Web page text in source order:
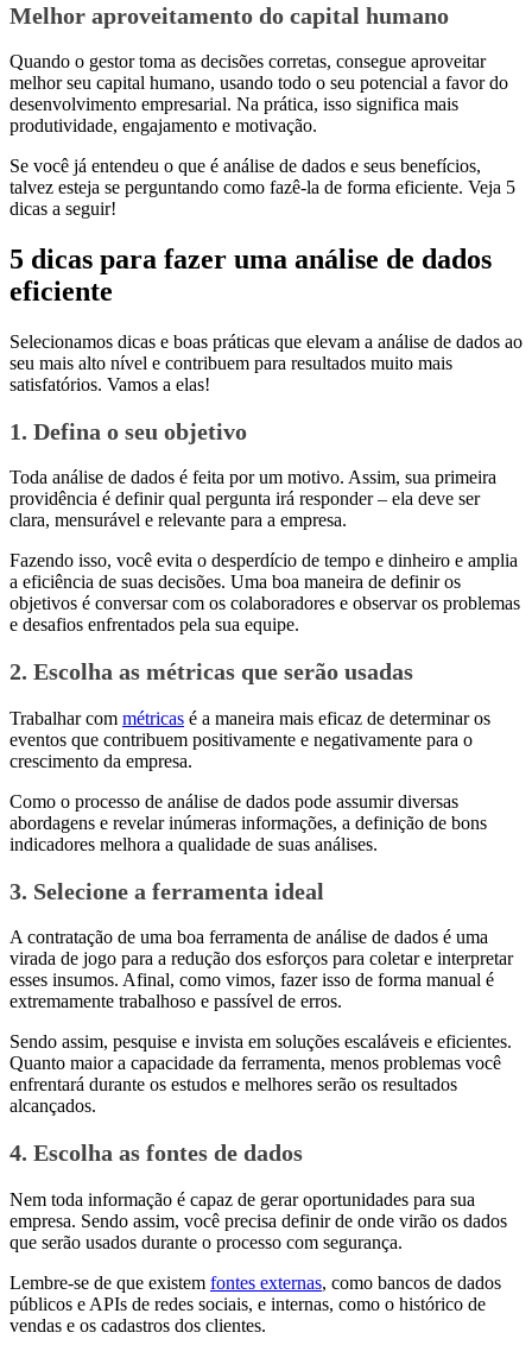
Melhor aproveitamento do capital humano
Quando o gestor toma as decisões corretas, consegue aproveitar
melhor seu capital humano, usando todo o seu potencial a favor do
desenvolvimento empresarial. Na prática, isso significa mais
produtividade, engajamento e motivação.
Se você já entendeu o que é análise de dados e seus benefícios,
talvez esteja se perguntando como fazê-la de forma eficiente. Veja 5
dicas a seguir!
5 dicas para fazer uma análise de dados
eficiente
Selecionamos dicas e boas práticas que elevam a análise de dados ao
seu mais alto nível e contribuem para resultados muito mais
satisfatórios. Vamos a elas!
1. Defina o seu objetivo
Toda análise de dados é feita por um motivo. Assim, sua primeira
providência é definir qual pergunta irá responder – ela deve ser
clara, mensurável e relevante para a empresa.
Fazendo isso, você evita o desperdício de tempo e dinheiro e amplia
a eficiência de suas decisões. Uma boa maneira de definir os
objetivos é conversar com os colaboradores e observar os problemas
e desafios enfrentados pela sua equipe.
2. Escolha as métricas que serão usadas
Trabalhar com métricas é a maneira mais eficaz de determinar os
eventos que contribuem positivamente e negativamente para o
crescimento da empresa.
Como o processo de análise de dados pode assumir diversas
abordagens e revelar inúmeras informações, a definição de bons
indicadores melhora a qualidade de suas análises.
3. Selecione a ferramenta ideal
A contratação de uma boa ferramenta de análise de dados é uma
virada de jogo para a redução dos esforços para coletar e interpretar
esses insumos. Afinal, como vimos, fazer isso de forma manual é
extremamente trabalhoso e passível de erros.
Sendo assim, pesquise e invista em soluções escaláveis e eficientes.
Quanto maior a capacidade da ferramenta, menos problemas você
enfrentará durante os estudos e melhores serão os resultados
alcançados.
4. Escolha as fontes de dados
Nem toda informação é capaz de gerar oportunidades para sua
empresa. Sendo assim, você precisa definir de onde virão os dados
que serão usados durante o processo com segurança.
Lembre-se de que existem fontes externas, como bancos de dados
públicos e APIs de redes sociais, e internas, como o histórico de
vendas e os cadastros dos clientes.